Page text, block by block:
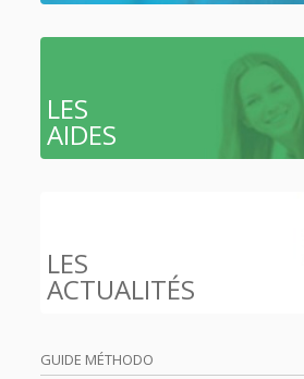
LES
AIDES
LES
ACTUALITÉS
GUIDE MÉTHODO